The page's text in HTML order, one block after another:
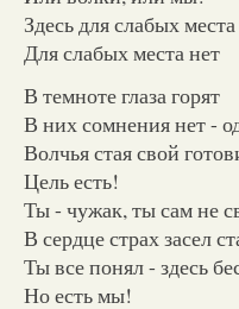
Здесь для слабых
Для слабых места нет
В темноте глаза горят
В них сомнения нет -
Волчья стая свой
Цель есть!
Ты - чужак, ты сам не
В сердце страх засел
Ты все понял - здесь
Но есть мы!